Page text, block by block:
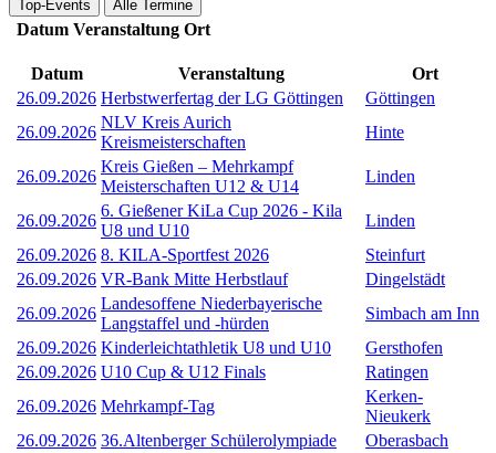
Top-Events
Alle Termine
Datum Veranstaltung Ort
Datum Veranstaltung
Ort
26.09.2026 Herbstwerfertag der LG Göttingen
Göttingen
26.09.2026
NLV Kreis Aurich
Kreismeisterschaften
Hinte
26.09.2026
Kreis Gießen – Mehrkampf
Meisterschaften U12 & U14
Linden
26.09.2026
6. Gießener KiLa Cup 2026 - Kila
U8 und U10
Linden
26.09.2026 8. KILA-Sportfest 2026
Steinfurt
26.09.2026 VR-Bank Mitte Herbstlauf
Dingelstädt
26.09.2026
Landesoffene Niederbayerische
Langstaffel und -hürden
Simbach am Inn
26.09.2026 Kinderleichtathletik U8 und U10
Gersthofen
26.09.2026 U10 Cup & U12 Finals
Ratingen
26.09.2026 Mehrkampf-Tag
Kerken-
Nieukerk
26.09.2026 36.Altenberger Schülerolympiade
Oberasbach